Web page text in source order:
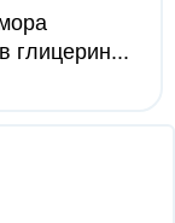
глицерин​...